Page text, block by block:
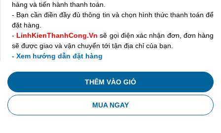
hàng và tiến hành thanh toán.
- Bạn cần điền đầy đủ thông tin và chọn hình thức thanh toán để
đặt hàng.
- LinhKienThanhCong.Vn sẽ gọi điện xác nhận đơn, đơn hàng
sẽ được giao và vận chuyển tới tận địa chỉ của bạn.
- Xem hướng dẫn đặt hàng
THÊM VÀO GIỎ
MUA NGAY